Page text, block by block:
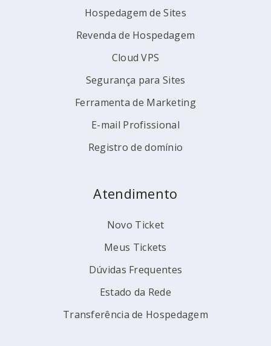
Hospedagem de Sites
Revenda de Hospedagem
Cloud VPS
Segurança para Sites
Ferramenta de Marketing
E-mail Profissional
Registro de domínio
Atendimento
Novo Ticket
Meus Tickets
Dúvidas Frequentes
Estado da Rede
Transferência de Hospedagem